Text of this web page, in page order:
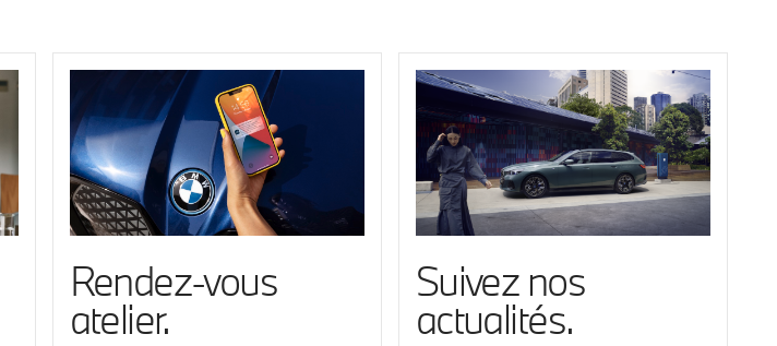
Rendez-vous
atelier.
Suivez nos
actualités.